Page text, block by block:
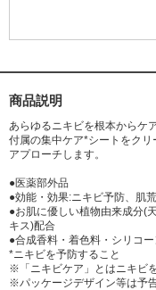
シ油、エタノール、無水ケ
リオキシエチレンセチルエ
商品説明
あらゆるニキビを根本からケ
付属の集中ケア*シートをク
アプローチします。
●医薬部外品
●効能・効果:ニキビ予防、肌
●お肌に優しい植物由来成分(
キス)配合
●合成香料・着色料・シリコ
*ニキビを予防すること
※「ニキビケア」とはニキビ
※パッケージデザイン等は予